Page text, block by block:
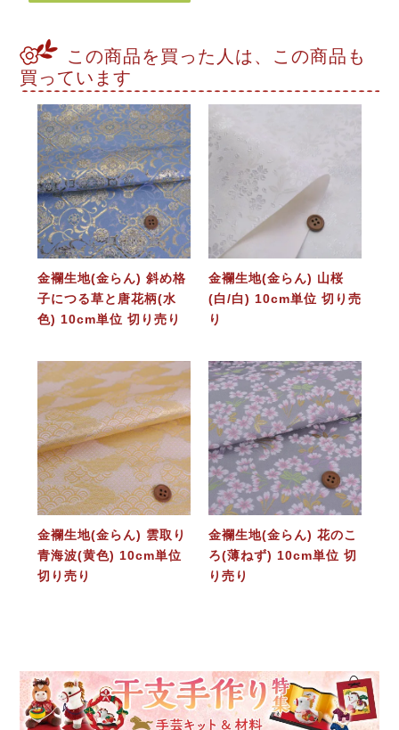
この商品を買った人は、この商品も
買っています
金襴生地(金らん) 斜め格
子につる草と唐花柄(水
色) 10cm単位 切り売り
金襴生地(金らん) 山桜
(白/白) 10cm単位 切り売
り
金襴生地(金らん) 雲取り
青海波(黄色) 10cm単位
切り売り
金襴生地(金らん) 花のこ
ろ(薄ねず) 10cm単位 切
り売り